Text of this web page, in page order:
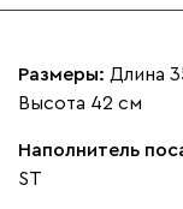
Размеры: Длина
Высота 42 см
Наполнитель
ST